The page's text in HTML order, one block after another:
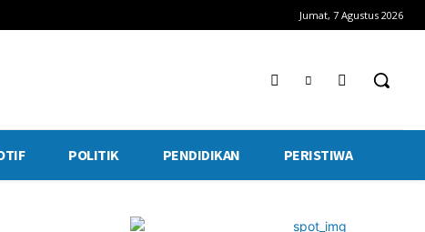
Jumat, 7 Agustus 2026
POLITIK PENDIDIKAN PERISTIWA